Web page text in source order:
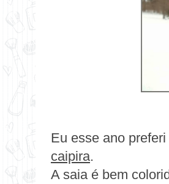
Eu esse ano
caipira.
A saia é bem